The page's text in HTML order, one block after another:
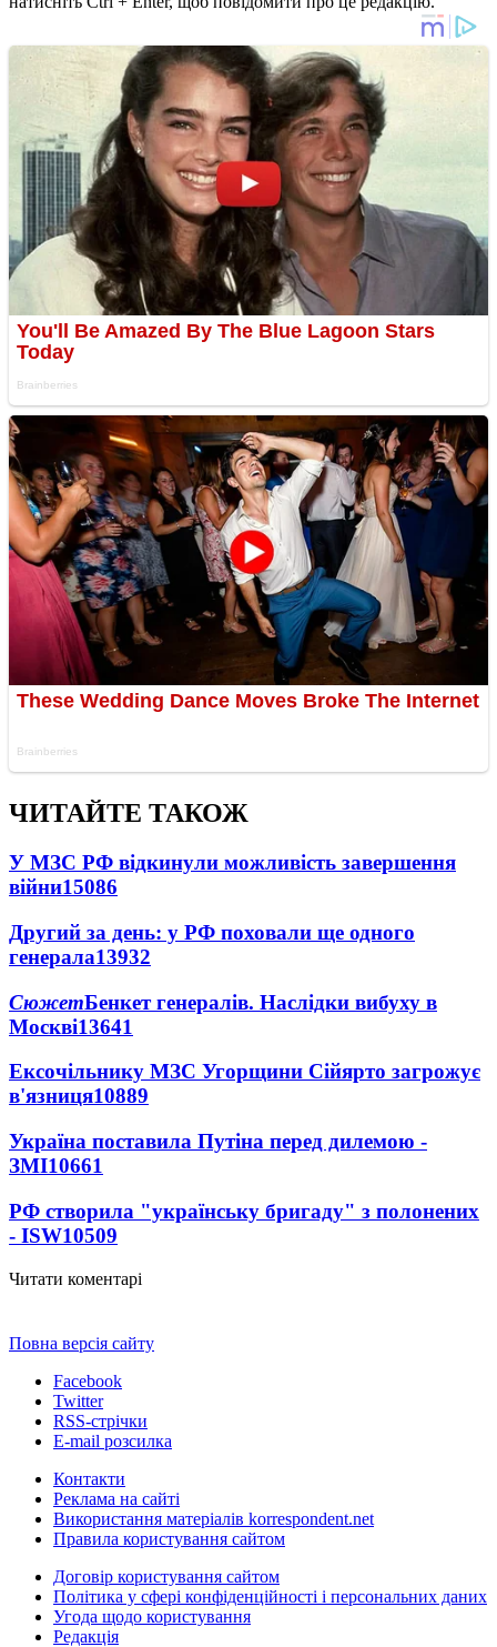
ЧИТАЙТЕ ТАКОЖ
У МЗС РФ відкинули можливість завершення
війни15086
Другий за день: у РФ поховали ще одного
генерала13932
СюжетБенкет генералів. Наслідки вибуху в
Москві13641
Ексочільнику МЗС Угорщини Сійярто загрожує
в'язниця10889
Україна поставила Путіна перед дилемою -
ЗМІ10661
РФ створила "українську бригаду" з полонених
- ISW10509
Читати коментарі
Повна версія сайту
Facebook
Twitter
RSS-стрічки
E-mail розсилка
Контакти
Реклама на сайті
Використання матеріалів korrespondent.net
Правила користування сайтом
Договір користування сайтом
Політика у сфері конфіденційності і персональних даних
Угода щодо користування
Редакція